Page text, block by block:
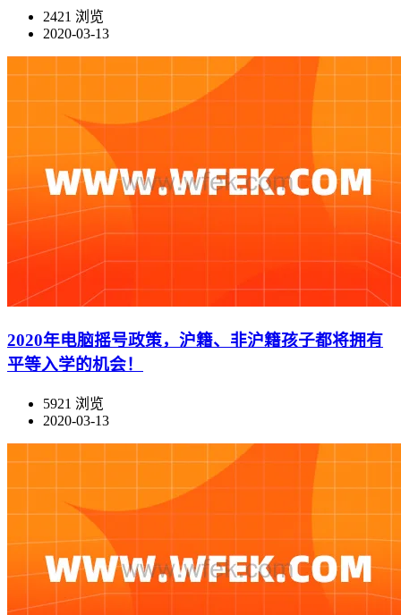
2421 浏览
2020-03-13
2020年电脑摇号政策，沪籍、非沪籍孩子都将拥有
平等入学的机会！
5921 浏览
2020-03-13